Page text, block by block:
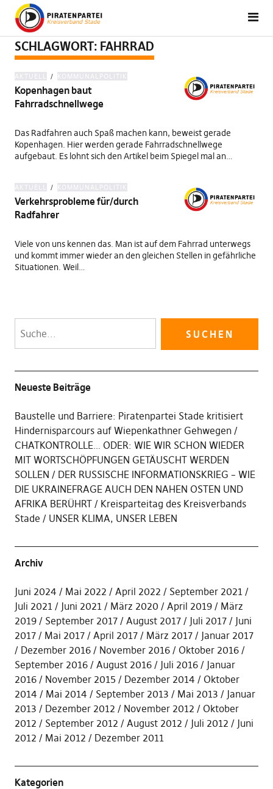
SCHLAGWORT: FAHRRAD
AKTUELL KOMMUNALPOLITIK
Kopenhagen baut
Fahrradschnellwege
Das Radfahren auch Spaß machen kann, beweist gerade
Kopenhagen. Hier werden gerade Fahrradschnellwege
aufgebaut. Es lohnt sich den Artikel beim Spiegel mal an…
AKTUELL KOMMUNALPOLITIK
Verkehrsprobleme für/durch
Radfahrer
Viele von uns kennen das. Man ist auf dem Fahrrad unterwegs
und kommt immer wieder an den gleichen Stellen in gefährliche
Situationen. Weil…
Neueste Beiträge
Baustelle und Barriere: Piratenpartei Stade kritisiert
Hindernisparcours auf Wiepenkathner Gehwegen
CHATKONTROLLE… ODER: WIE WIR SCHON WIEDER
MIT WORTSCHÖPFUNGEN GETÄUSCHT WERDEN
SOLLEN
DER RUSSISCHE INFORMATIONSKRIEG – WIE
DIE UKRAINEFRAGE AUCH DEN NAHEN OSTEN UND
AFRIKA BERÜHRT
Kreisparteitag des Kreisverbands
Stade
UNSER KLIMA, UNSER LEBEN
Archiv
Juni 2024 Mai 2022 April 2022
September 2021
Juli 2021
Juni 2021 März 2020 April 2019
März
2019
September 2017 August 2017 Juli 2017
Juni
2017
Mai 2017 April 2017 März 2017
Januar 2017
Dezember 2016
November 2016
Oktober 2016
September 2016
August 2016 Juli 2016
Januar
2016
November 2015 Dezember 2014
Oktober
2014
Mai 2014 September 2013 Mai 2013
Januar
2013
Dezember 2012 November 2012
Oktober
2012
September 2012 August 2012 Juli 2012
Juni
2012
Mai 2012 Dezember 2011
Kategorien